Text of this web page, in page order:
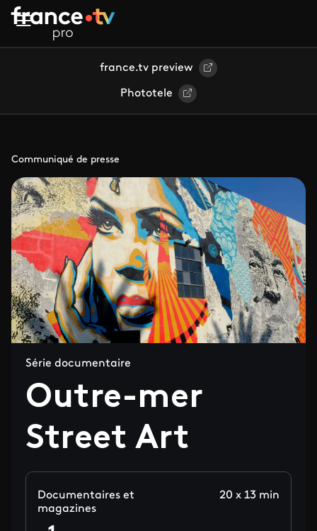
Aller au contenu principal
france.tv preview
Phototele
Communiqué de presse
Série documentaire
Outre-mer
Street Art
Documentaires et
magazines
20 x 13 min